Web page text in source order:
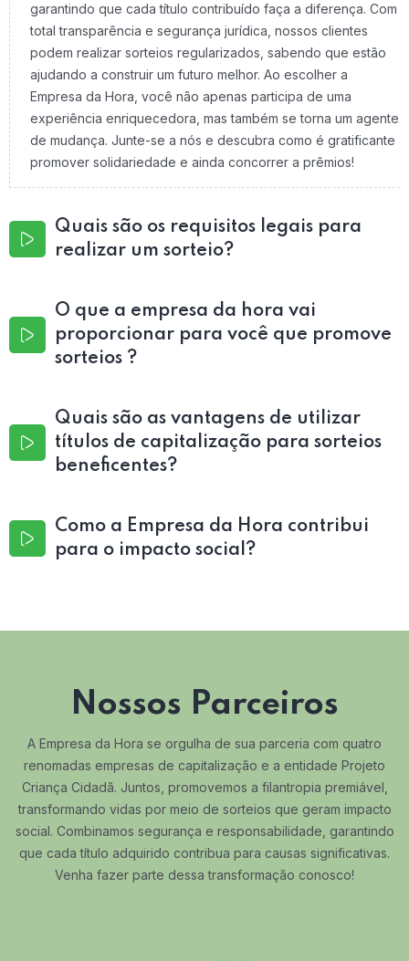
garantindo que cada título contribuído faça a diferença. Com
total transparência e segurança jurídica, nossos clientes
podem realizar sorteios regularizados, sabendo que estão
ajudando a construir um futuro melhor. Ao escolher a
Empresa da Hora, você não apenas participa de uma
experiência enriquecedora, mas também se torna um agente
de mudança. Junte-se a nós e descubra como é gratificante
promover solidariedade e ainda concorrer a prêmios!
Quais são os requisitos legais para
realizar um sorteio?
O que a empresa da hora vai
proporcionar para você que promove
sorteios ?
Quais são as vantagens de utilizar
títulos de capitalização para sorteios
beneficentes?
Como a Empresa da Hora contribui
para o impacto social?
Nossos Parceiros
A Empresa da Hora se orgulha de sua parceria com quatro
renomadas empresas de capitalização e a entidade Projeto
Criança Cidadã. Juntos, promovemos a filantropia premiável,
transformando vidas por meio de sorteios que geram impacto
social. Combinamos segurança e responsabilidade, garantindo
que cada título adquirido contribua para causas significativas.
Venha fazer parte dessa transformação conosco!